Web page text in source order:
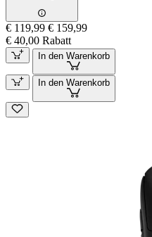
€ 119,99 € 159,99
€ 40,00 Rabatt
In den Warenkorb
In den Warenkorb